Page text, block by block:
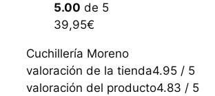
5.00 de 5
39,95€
Cuchillería Moreno
valoración de la tienda4.95 / 5
valoración del producto4.83 / 5